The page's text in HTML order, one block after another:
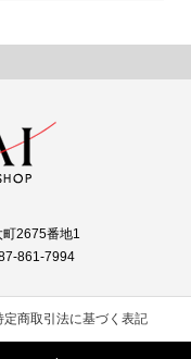
2675番地1
861-7994
定商取引法に基づく表記